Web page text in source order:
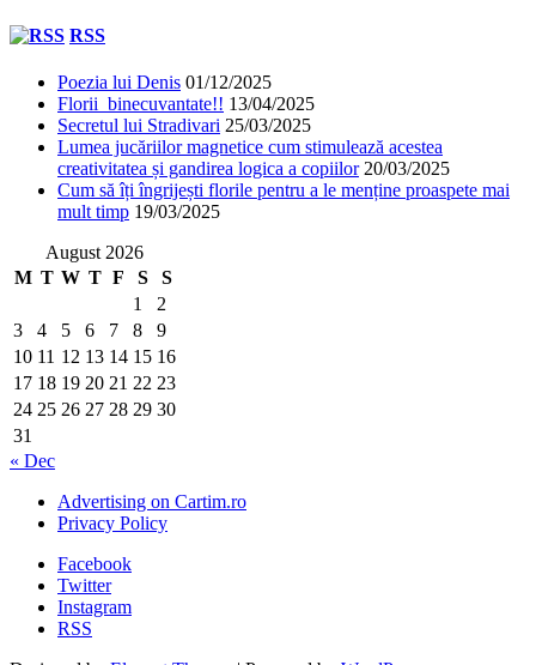
RSS
Poezia lui Denis 01/12/2025
Florii binecuvantate!! 13/04/2025
Secretul lui Stradivari 25/03/2025
Lumea jucăriilor magnetice cum stimulează acestea
creativitatea și gandirea logica a copiilor 20/03/2025
Cum să îți îngrijești florile pentru a le menține proaspete mai
mult timp 19/03/2025
August 2026
M T W T F S
S
1
2
3
4 5 6 7 8
9
10 11 12 13 14 15 16
17 18 19 20 21 22 23
24 25 26 27 28 29 30
31
« Dec
Advertising on Cartim.ro
Privacy Policy
Facebook
Twitter
Instagram
RSS